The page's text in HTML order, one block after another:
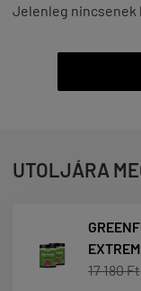
Jelenleg nincsenek
UTOLJÁRA
17 180 Ft